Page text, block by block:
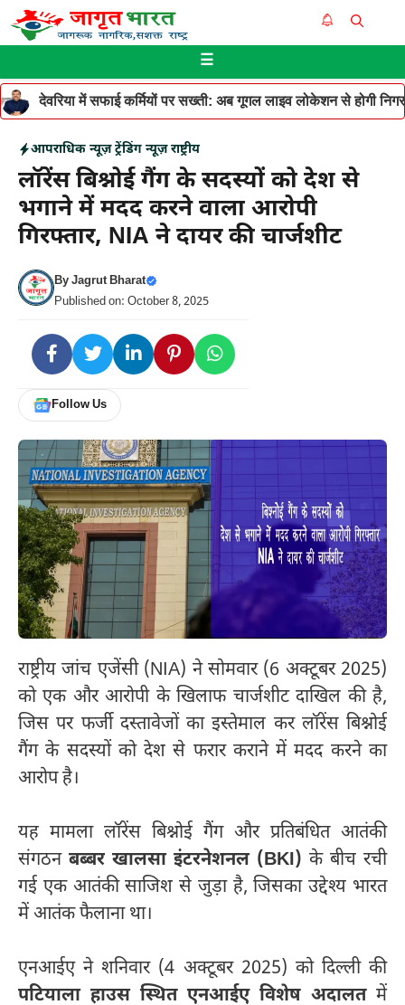
Skip
to
☰
देवरिया में सफाई कर्मियों पर सख्ती: अब गूगल लाइव लोकेशन से होगी
आपराधिक न्यूज़ ट्रेंडिंग न्यूज़ राष्ट्रीय
लॉरेंस बिश्नोई गैंग के सदस्यों को देश से
भगाने में मदद करने वाला आरोपी
गिरफ्तार, NIA ने दायर की चार्जशीट
ByJagrut Bharat
Published on: October 8, 2025
Follow Us
राष्ट्रीय जांच एजेंसी (NIA) ने सोमवार (6 अक्टूबर 2025)
को एक और आरोपी के खिलाफ चार्जशीट दाखिल की है,
जिस पर फर्जी दस्तावेजों का इस्तेमाल कर लॉरेंस बिश्नोई
गैंग के सदस्यों को देश से फरार कराने में मदद करने का
आरोप है।
यह मामला लॉरेंस बिश्नोई गैंग और प्रतिबंधित आतंकी
संगठन बब्बर खालसा इंटरनेशनल (BKI) के बीच रची
गई एक आतंकी साजिश से जुड़ा है, जिसका उद्देश्य भारत
में आतंक फैलाना था।
एनआईए ने शनिवार (4 अक्टूबर 2025) को दिल्ली की
पटियाला हाउस स्थित एनआईए विशेष अदालतमें